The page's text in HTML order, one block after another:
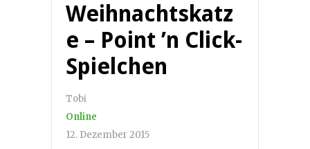
Weihnachtskatz
e – Point ’n Click-
Spielchen
Tobi
Online
12. Dezember 2015